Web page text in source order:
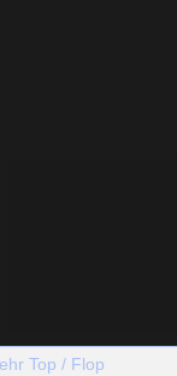
Top / Flop